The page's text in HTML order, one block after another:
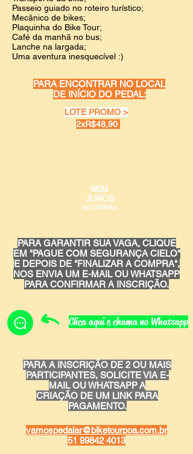
Passeio guiado no roteiro turístico;
Mecânico de bikes;
Plaquinha do Bike Tour;
Café da manhã no bus;
Lanche na largada;
Uma aventura inesquecível :)
PARA ENCONTRAR NO LOCAL
DE INÍCIO DO PEDAL:
LOTE PROMO >
2xR$48,90
SEM
JUROS
NO CARTÃO
PARA GARANTIR SUA VAGA, CLIQUE
EM "PAGUE COM SEGURANÇA CIELO"
E DEPOIS DE "FINALIZAR A COMPRA",
NOS ENVIA UM E-MAIL OU WHATSAPP
PARA CONFIRMAR A INSCRIÇÃO.
Clica aqui e chama no Whatsapp
PARA A INSCRIÇÃO DE 2 OU MAIS
PARTICIPANTES, SOLICITE VIA E-
MAIL OU WHATSAPPA
CRIAÇÃO DE UM LINK PARA
PAGAMENTO.
vamospedalar@biketourpoa.com.br
51 99842 4013